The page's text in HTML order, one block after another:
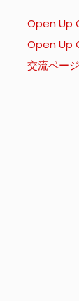
Open Up
Open Up
交流ページ